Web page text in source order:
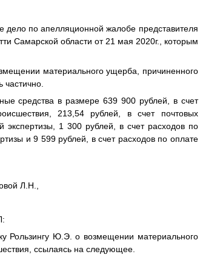
дело по апелляционной жалобе представителя
Самарской области от 21 мая 2020г., которым
материального ущерба, причиненного
частично.
средства в размере 639 900 рублей, в счет
213,54 рублей, в счет почтовых
экспертизы, 1 300 рублей, в счет расходов по
и 9 599 рублей, в счет расходов по оплате
Л.Н.,
Рользингу Ю.Э. о возмещении материального
ссылаясь на следующее.